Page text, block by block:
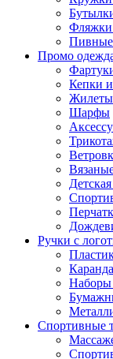
Фляжки
Пивные
Промо
Кепки
Жилеты
Шарфы
Ручки с
Наборы
Спортивные